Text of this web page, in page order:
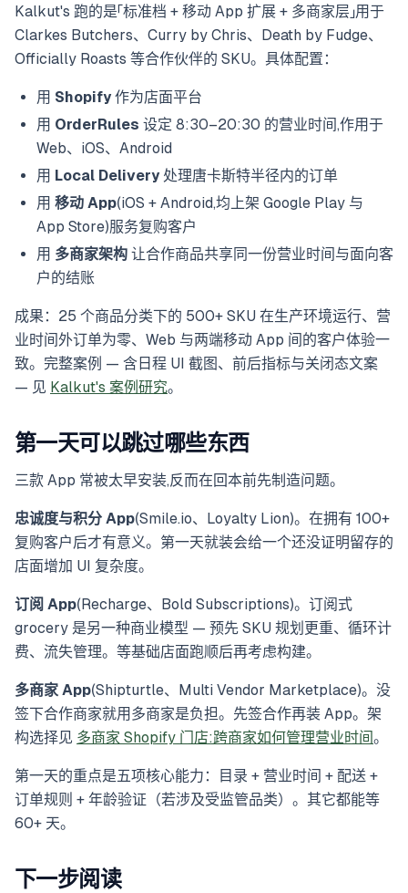
Kalkut's 跑的是「标准档 + 移动 App 扩展 + 多商家层」用于
Clarkes Butchers、Curry by Chris、Death by Fudge、
Officially Roasts 等合作伙伴的 SKU。具体配置：
用 Shopify 作为店面平台
用 OrderRules 设定 8:30–20:30 的营业时间,作用于
Web、iOS、Android
用 Local Delivery 处理唐卡斯特半径内的订单
用 移动 App(iOS + Android,均上架 Google Play 与
App Store)服务复购客户
用 多商家架构 让合作商品共享同一份营业时间与面向客
户的结账
成果：25 个商品分类下的 500+ SKU 在生产环境运行、营
业时间外订单为零、Web 与两端移动 App 间的客户体验一
致。完整案例 — 含日程 UI 截图、前后指标与关闭态文案
— 见 Kalkut's 案例研究。
第一天可以跳过哪些东西
三款 App 常被太早安装,反而在回本前先制造问题。
忠诚度与积分 App(Smile.io、Loyalty Lion)。在拥有 100+
复购客户后才有意义。第一天就装会给一个还没证明留存的
店面增加 UI 复杂度。
订阅 App(Recharge、Bold Subscriptions)。订阅式
grocery 是另一种商业模型 — 预先 SKU 规划更重、循环计
费、流失管理。等基础店面跑顺后再考虑构建。
多商家 App(Shipturtle、Multi Vendor Marketplace)。没
签下合作商家就用多商家是负担。先签合作再装 App。架
构选择见 多商家 Shopify 门店:跨商家如何管理营业时间。
第一天的重点是五项核心能力：目录 + 营业时间 + 配送 +
订单规则 + 年龄验证（若涉及受监管品类）。其它都能等
60+ 天。
下一步阅读